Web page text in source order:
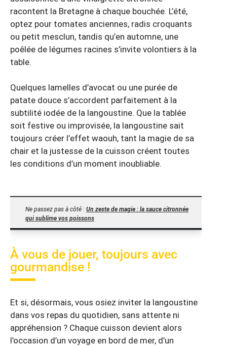
racontent la Bretagne à chaque bouchée. L’été,
optez pour tomates anciennes, radis croquants
ou petit mesclun, tandis qu’en automne, une
poêlée de légumes racines s’invite volontiers à la
table.
Quelques lamelles d’avocat ou une purée de
patate douce s’accordent parfaitement à la
subtilité iodée de la langoustine. Que la tablée
soit festive ou improvisée, la langoustine sait
toujours créer l’effet waouh, tant la magie de sa
chair et la justesse de la cuisson créent toutes
les conditions d’un moment inoubliable.
Ne passez pas à côté : Un zeste de magie : la sauce citronnée
qui sublime vos poissons
À vous de jouer, toujours avec
gourmandise !
Et si, désormais, vous osiez inviter la langoustine
dans vos repas du quotidien, sans attente ni
appréhension ? Chaque cuisson devient alors
l’occasion d’un voyage en bord de mer, d’un